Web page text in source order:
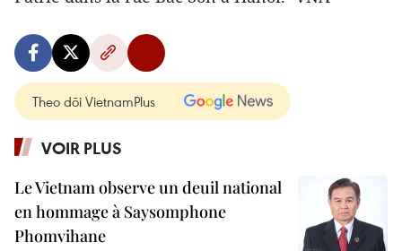
Theo dõi VietnamPlus
VOIR PLUS
Le Vietnam observe un deuil national
en hommage à Saysomphone
Phomvihane